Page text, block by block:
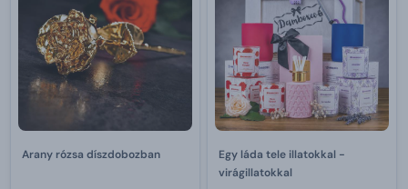
Arany rózsa díszdobozban
Egy láda tele illatokkal -
virágillatokkal